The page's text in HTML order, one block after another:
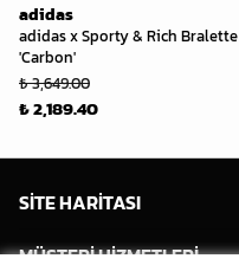
adidas
adidas x Sporty & Rich Bralette
'Carbon'
₺ 3,649.00
₺ 2,189.40
SİTE HARİTASI
MÜŞTERİ HİZMETLERİ